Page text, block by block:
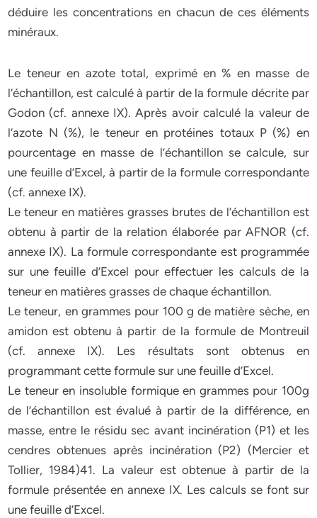
déduire les concentrations en chacun de ces éléments
minéraux.
Le teneur en azote total, exprimé en % en masse de
l’échantillon, est calculé à partir de la formule décrite par
Godon (cf. annexe IX). Après avoir calculé la valeur de
l’azote N (%), le teneur en protéines totaux P (%) en
pourcentage en masse de l’échantillon se calcule, sur
une feuille d’Excel, à partir de la formule correspondante
(cf. annexe IX).
Le teneur en matières grasses brutes de l’échantillon est
obtenu à partir de la relation élaborée par AFNOR (cf.
annexe IX). La formule correspondante est programmée
sur une feuille d’Excel pour effectuer les calculs de la
teneur en matières grasses de chaque échantillon.
Le teneur, en grammes pour 100 g de matière sèche, en
amidon est obtenu à partir de la formule de Montreuil
(cf. annexe IX). Les résultats sont obtenus en
programmant cette formule sur une feuille d’Excel.
Le teneur en insoluble formique en grammes pour 100g
de l’échantillon est évalué à partir de la différence, en
masse, entre le résidu sec avant incinération (P1) et les
cendres obtenues après incinération (P2) (Mercier et
Tollier, 1984)41. La valeur est obtenue à partir de la
formule présentée en annexe IX. Les calculs se font sur
une feuille d’Excel.